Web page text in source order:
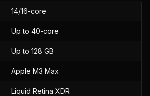
14/16-core
Up to 40-core
Up to 128 GB
Apple M3 Max
Liquid Retina XDR